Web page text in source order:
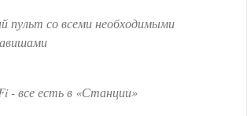
пульт со всеми необходимыми
- все есть в «Станции»